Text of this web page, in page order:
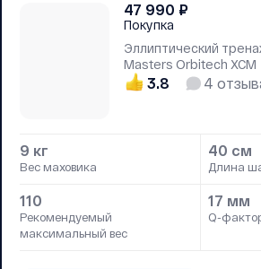
47 990 ₽
Покупка
Эллиптический
Masters Orbitech XCM
3.8 4
9 кг
Вес маховика
40 см
Длина
110
Рекомендуемый
максимальный вес
17 мм
Q-